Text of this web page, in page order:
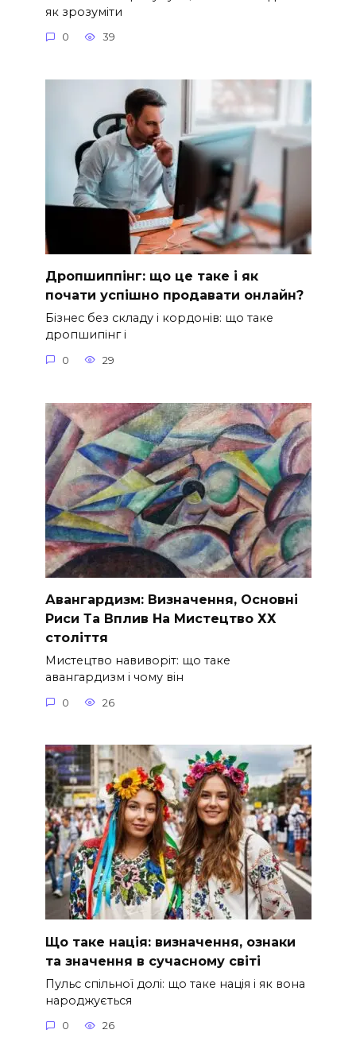
як зрозуміти
0 39
Дропшиппінг: що це таке і як
почати успішно продавати онлайн?
Бізнес без складу і кордонів: що таке
дропшипінг і
0 29
Авангардизм: Визначення, Основні
Риси Та Вплив На Мистецтво ХХ
століття
Мистецтво навиворіт: що таке
авангардизм і чому він
0 26
Що таке нація: визначення, ознаки
та значення в сучасному світі
Пульс спільної долі: що таке нація і як вона
народжується
0 26